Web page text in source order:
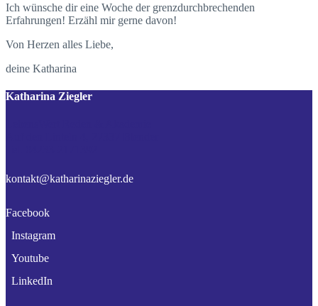
Ich wünsche dir eine Woche der grenzdurchbrechenden
Erfahrungen! Erzähl mir gerne davon!
Von Herzen alles Liebe,
deine Katharina
Katharina Ziegler
kontakt@katharinaziegler.de
Facebook
Instagram
Youtube
LinkedIn